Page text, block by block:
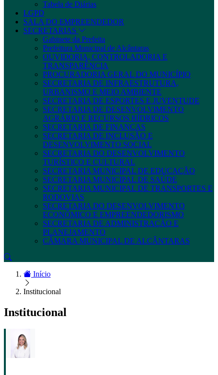
Tabela de Diárias
LGPD
SALA DO EMPREENDEDOR
SECRETARIAS
Gabinete da Prefeita
Prefeitura Municipal de Alcântaras
OUVIDORIA, CONTROLADORIA E
TRANSPARÊNCIA
PROCURADORIA GERAL DO MUNICÍPIO
SECRETARIA DE INFRAESTRUTURA,
URBANISMO E MEIO AMBIENTE
SECRETARIA DE ESPORTES E JUVENTUDE
SECRETARIA DE DESENVOLVIMENTO
AGRÁRIO E RECURSOS HÍDRICOS
SECRETARIA DE FINANÇAS
SECRETARIA DE INCLUSÃO E
DESENVOLVIMENTO SOCIAL
SECRETARIA DO DESENVOLVIMENTO
TURÍSTICO E CULTURAL
SECRETARIA MUNICIPAL DE EDUCAÇÃO
SECRETARIA MUNICIPAL DE SAÚDE
SECRETARIA MUNICIPAL DE TRANSPORTES E
RODOVIAS
SECRETARIA DO DESENVOLVIMENTO
ECONÔMICO E EMPREENDEDORISMO
SECRETARIA DE ADMINISTRAÇÃO E
PLANEJAMENTO
CÂMARA MUNICIPAL DE ALCÂNTARAS
Início
Institucional
Institucional